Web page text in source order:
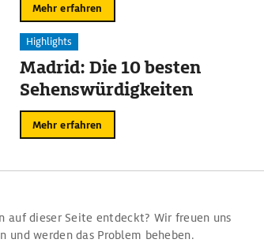
Mehr erfahren
Highlights
Madrid: Die 10 besten
Sehenswürdigkeiten
Mehr erfahren
auf dieser Seite entdeckt? Wir freuen uns
und werden das Problem beheben.